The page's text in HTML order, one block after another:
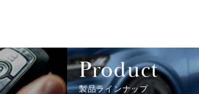
Product
製品ラインナップ